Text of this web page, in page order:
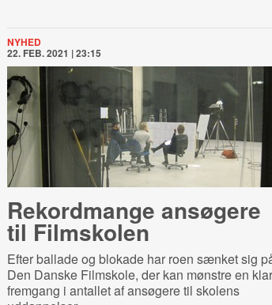
NYHED
22. FEB. 2021 | 23:15
Rekordmange ansøgere
til Filmskolen
Efter ballade og blokade har roen sænket sig
Den Danske Filmskole, der kan mønstre en klar
fremgang i antallet af ansøgere til skolens